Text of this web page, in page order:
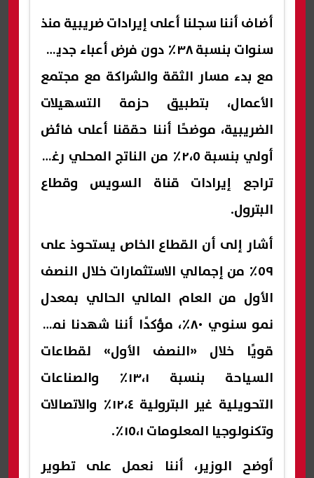
أضاف أننا سجلنا أعلى إيرادات ضريبية منذ
سنوات بنسبة ٣٨٪ دون فرض أعباء جديدة
مع بدء مسار الثقة والشراكة مع مجتمع
الأعمال، بتطبيق حزمة التسهيلات
الضريبية، موضحًا أننا حققنا أعلى فائض
أولي بنسبة ٢،٥٪ من الناتج المحلي رغم
تراجع إيرادات قناة السويس وقطاع
البترول.
أشار إلى أن القطاع الخاص يستحوذ على
٥٩٪ من إجمالي الاستثمارات خلال النصف
الأول من العام المالي الحالي بمعدل
نمو سنوي ٨٠٪، مؤكدًا أننا شهدنا نموًا
قويًا خلال «النصف الأول» لقطاعات
السياحة بنسبة ١٣،١٪ والصناعات
التحويلية غير البترولية ١٢،٤٪ والاتصالات
وتكنولوجيا المعلومات ١٥،١٪.
أوضح الوزير، أننا نعمل على تطوير